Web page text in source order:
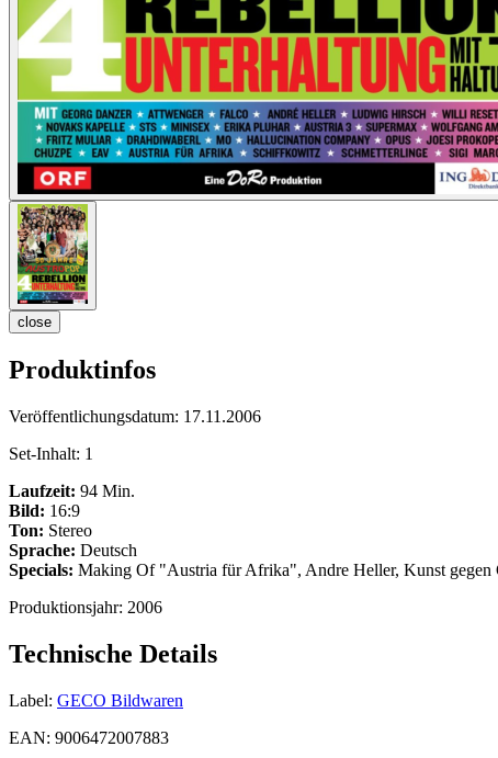
close
Produktinfos
Veröffentlichungsdatum: 17.11.2006
Set-Inhalt: 1
Laufzeit: 94 Min.
Bild: 16:9
Ton: Stereo
Sprache: Deutsch
Specials: Making Of "Austria für Afrika", Andre Heller, Kunst
Produktionsjahr: 2006
Technische Details
Label: GECO Bildwaren
EAN: 9006472007883